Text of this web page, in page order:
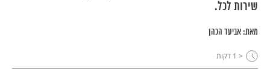
שירות לכל.
מאת:אביעד הכהן
< 1 דקות